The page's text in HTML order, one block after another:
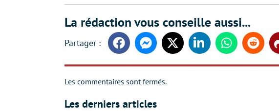
La rédaction vous conseille aussi...
FacebookMessengerTwitter LinkedinWhatsappReddit
Les commentaires sont fermés.
Les derniers articles